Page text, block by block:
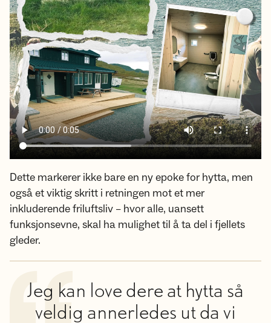
Dette markerer ikke bare en ny epoke for hytta, men
også et viktig skritt i retningen mot et mer
inkluderende friluftsliv – hvor alle, uansett
funksjonsevne, skal ha mulighet til å ta del i fjellets
gleder.
Jeg kan love dere at hytta så
veldig annerledes ut da vi